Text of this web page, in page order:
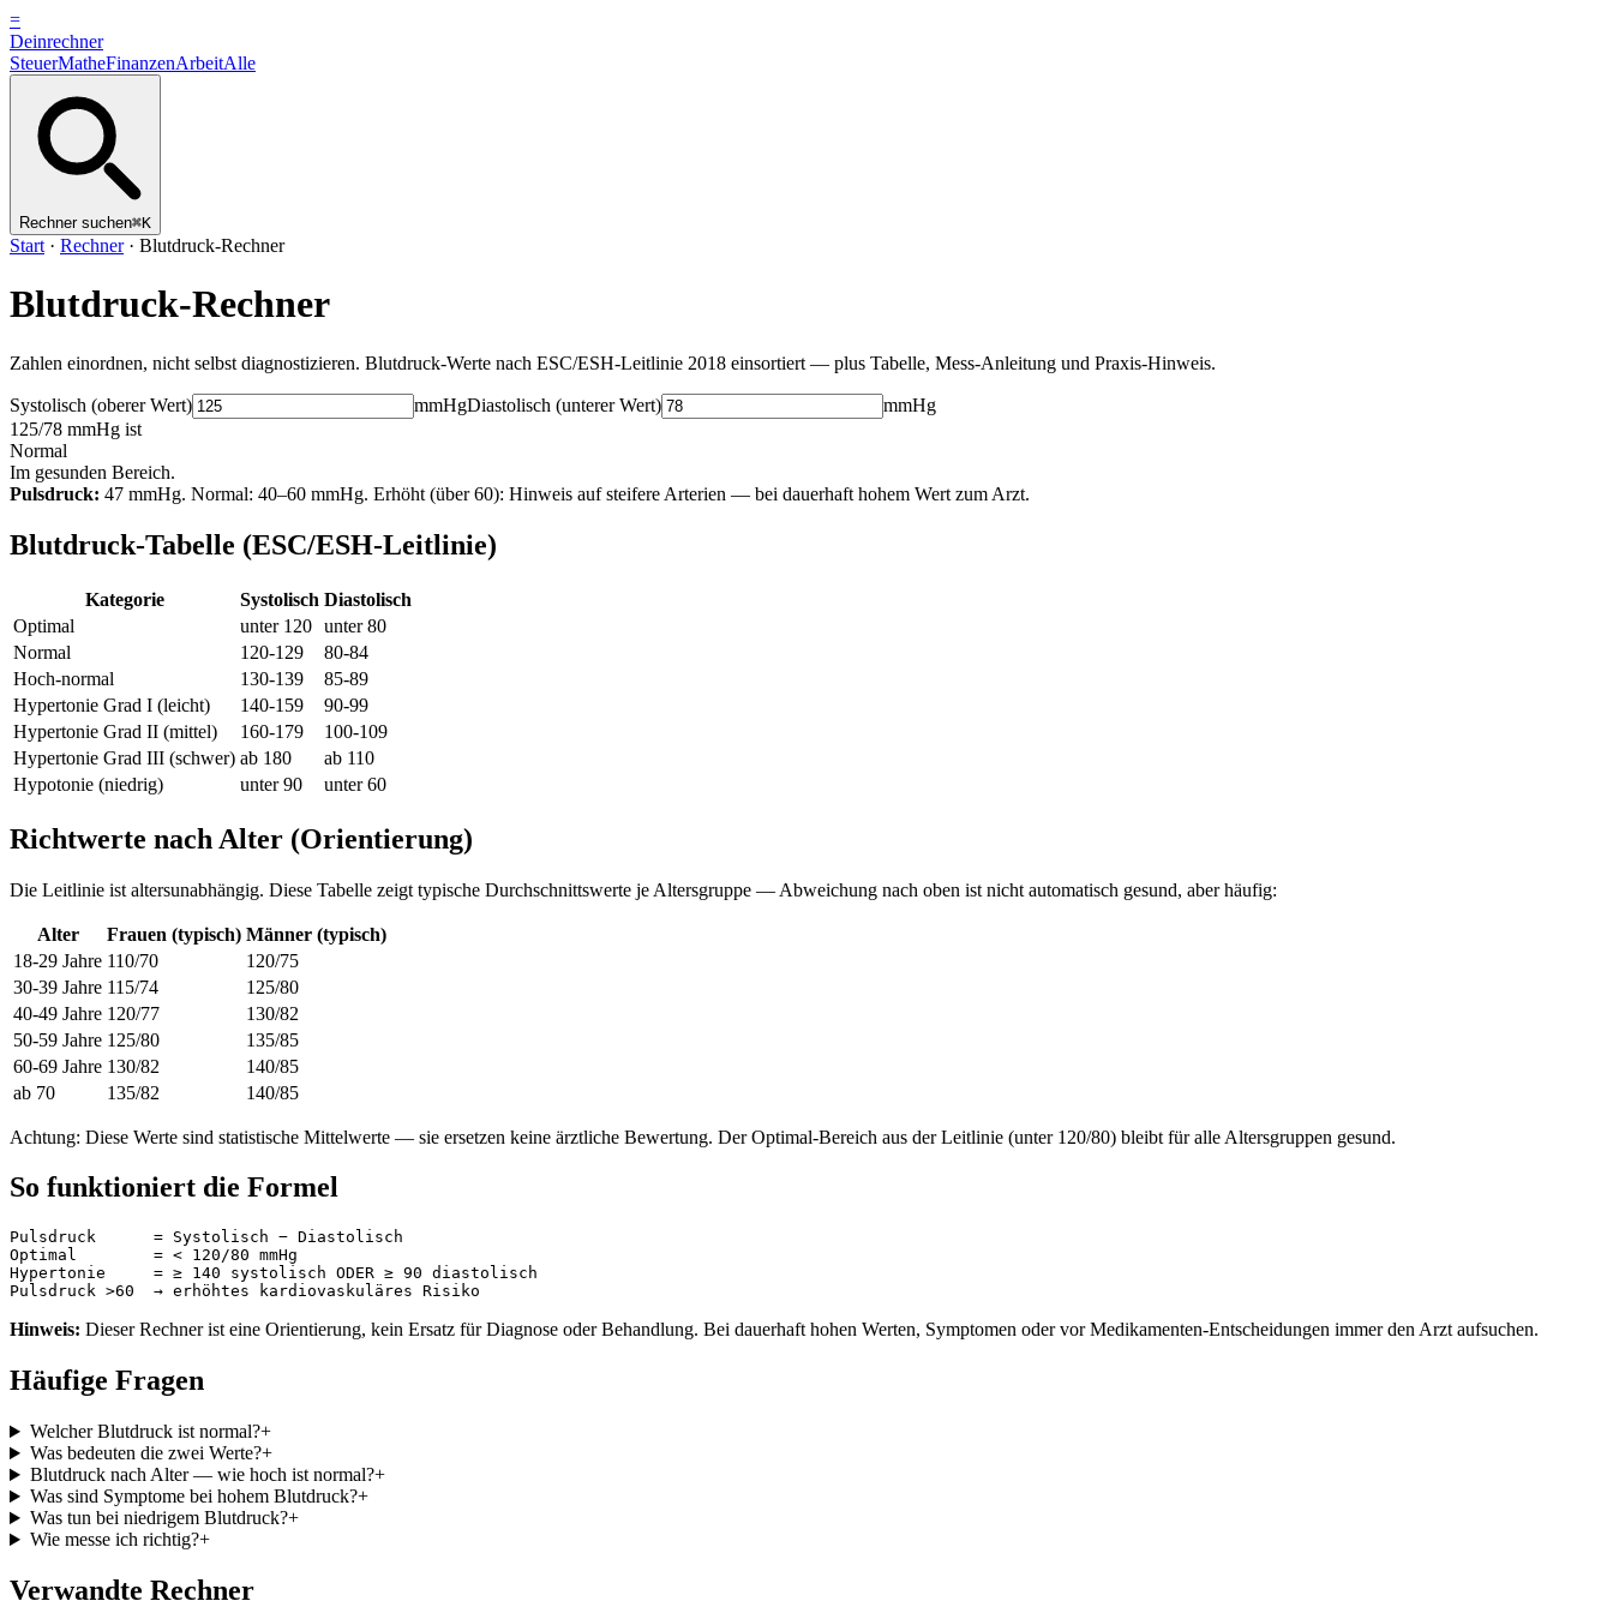
=
Deinrechner
SteuerMatheFinanzenArbeitAlle
Rechner suchen⌘K
Start · Rechner · Blutdruck-Rechner
Blutdruck-Rechner
Zahlen einordnen, nicht selbst diagnostizieren. Blutdruck-Werte nach ESC/ESH-Leitlinie 2018 einsortiert — plus Tabelle, Mess-Anleitung und Praxis-Hinweis.
Systolisch (oberer Wert) mmHgDiastolisch (unterer Wert)
mmHg
125/78 mmHg ist
Normal
Im gesunden Bereich.
Pulsdruck: 47 mmHg. Normal: 40–60 mmHg. Erhöht (über 60): Hinweis auf steifere Arterien — bei dauerhaft hohem Wert zum Arzt.
Blutdruck-Tabelle (ESC/ESH-Leitlinie)
Kategorie Systolisch Diastolisch
Optimal
unter 120 unter 80
Normal
120-129
80-84
Hoch-normal
130-139
85-89
Hypertonie Grad I (leicht)
140-159
90-99
Hypertonie Grad II (mittel)
160-179
100-109
Hypertonie Grad III (schwer) ab 180
ab 110
Hypotonie (niedrig)
unter 90 unter 60
Richtwerte nach Alter (Orientierung)
Die Leitlinie ist altersunabhängig. Diese Tabelle zeigt typische Durchschnittswerte je Altersgruppe — Abweichung nach oben ist nicht automatisch gesund, aber häufig:
Alter Frauen (typisch) Männer (typisch)
18-29 Jahre 110/70
120/75
30-39 Jahre 115/74
125/80
40-49 Jahre 120/77
130/82
50-59 Jahre 125/80
135/85
60-69 Jahre 130/82
140/85
ab 70
135/82 140/85
Achtung: Diese Werte sind statistische Mittelwerte — sie ersetzen keine ärztliche Bewertung. Der Optimal-Bereich aus der Leitlinie (unter 120/80) bleibt für alle Altersgruppen gesund.
So funktioniert die Formel
Pulsdruck      = Systolisch − Diastolisch
Optimal        = < 120/80 mmHg
Hypertonie     = ≥ 140 systolisch ODER ≥ 90 diastolisch
Pulsdruck >60  → erhöhtes kardiovaskuläres Risiko
Hinweis: Dieser Rechner ist eine Orientierung, kein Ersatz für Diagnose oder Behandlung. Bei dauerhaft hohen Werten, Symptomen oder vor Medikamenten-Entscheidungen immer den Arzt aufsuchen.
Häufige Fragen
Welcher Blutdruck ist normal?+
Was bedeuten die zwei Werte?+
Blutdruck nach Alter — wie hoch ist normal?+
Was sind Symptome bei hohem Blutdruck?+
Was tun bei niedrigem Blutdruck?+
Wie messe ich richtig?+
Verwandte Rechner